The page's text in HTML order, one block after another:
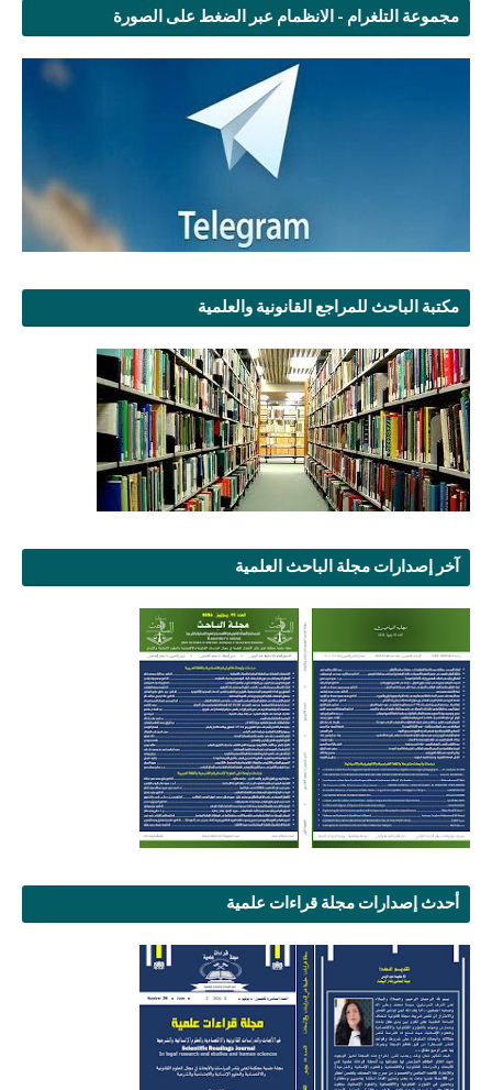
مجموعة التلغرام - الانظمام عبر الضغط على الصورة
مكتبة الباحث للمراجع القانونية والعلمية
آخر إصدارات مجلة الباحث العلمية
أحدث إصدارات مجلة قراءات علمية